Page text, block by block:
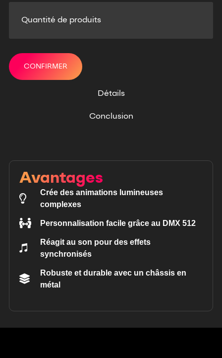
Avantages
Crée des animations lumineuses
complexes
Personnalisation facile grâce au DMX 512
Réagit au son pour des effets
synchronisés
Robuste et durable avec un châssis en
métal
Détails
Conclusion